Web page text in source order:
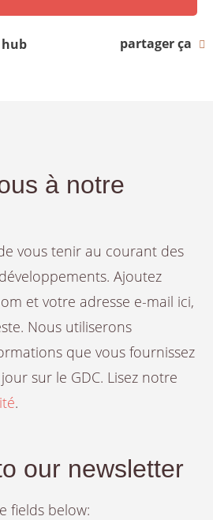
partager ça
à notre
vous tenir au courant des
Ajoutez
et votre adresse e-mail ici,
Nous utiliserons
que vous fournissez
sur le GDC. Lisez notre
.
our newsletter
fields below: